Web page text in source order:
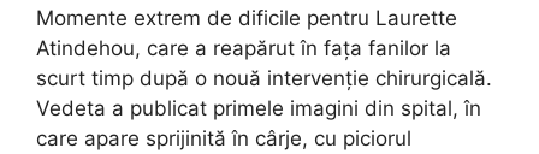
Momente extrem de dificile pentru Laurette
Atindehou, care a reapărut în fața fanilor la
scurt timp după o nouă intervenție chirurgicală.
Vedeta a publicat primele imagini din spital, în
care apare sprijinită în cârje, cu piciorul